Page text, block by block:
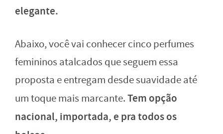
elegante.
Abaixo, você vai conhecer cinco perfumes
femininos atalcados que seguem essa
proposta e entregam desde suavidade até
um toque mais marcante.Tem opção
nacional, importada, e pra todos os